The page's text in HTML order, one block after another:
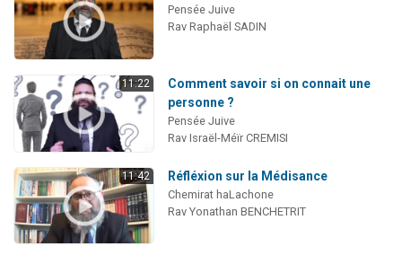
Pensée Juive
Rav Raphaël SADIN
11:22
Comment savoir si on connait une
personne ?
Pensée Juive
Rav Israël-Méïr CREMISI
11:42 Réfléxion sur la Médisance
Chemirat haLachone
Rav Yonathan BENCHETRIT